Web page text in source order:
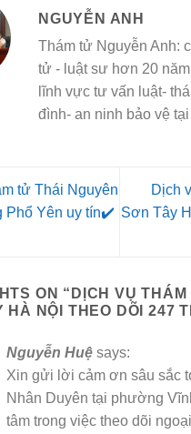
NGUYỄN ANH
Thám tử Nguyễn Anh:
tử - luật sư hơn 20
lĩnh vực tư vấn luật-
đình- an ninh bảo vệ
tử Thái Nguyên
Phổ Yên uy tín✔️
Dịch
Sơn Tây
ON “ DỊCH VỤ
HÀ NỘI THEO DÕI 247
Nguyễn Huệ says:
Xin gửi lời cảm ơn sâu sắc
Nhân Duyên tại phường
tâm trong việc theo dõi